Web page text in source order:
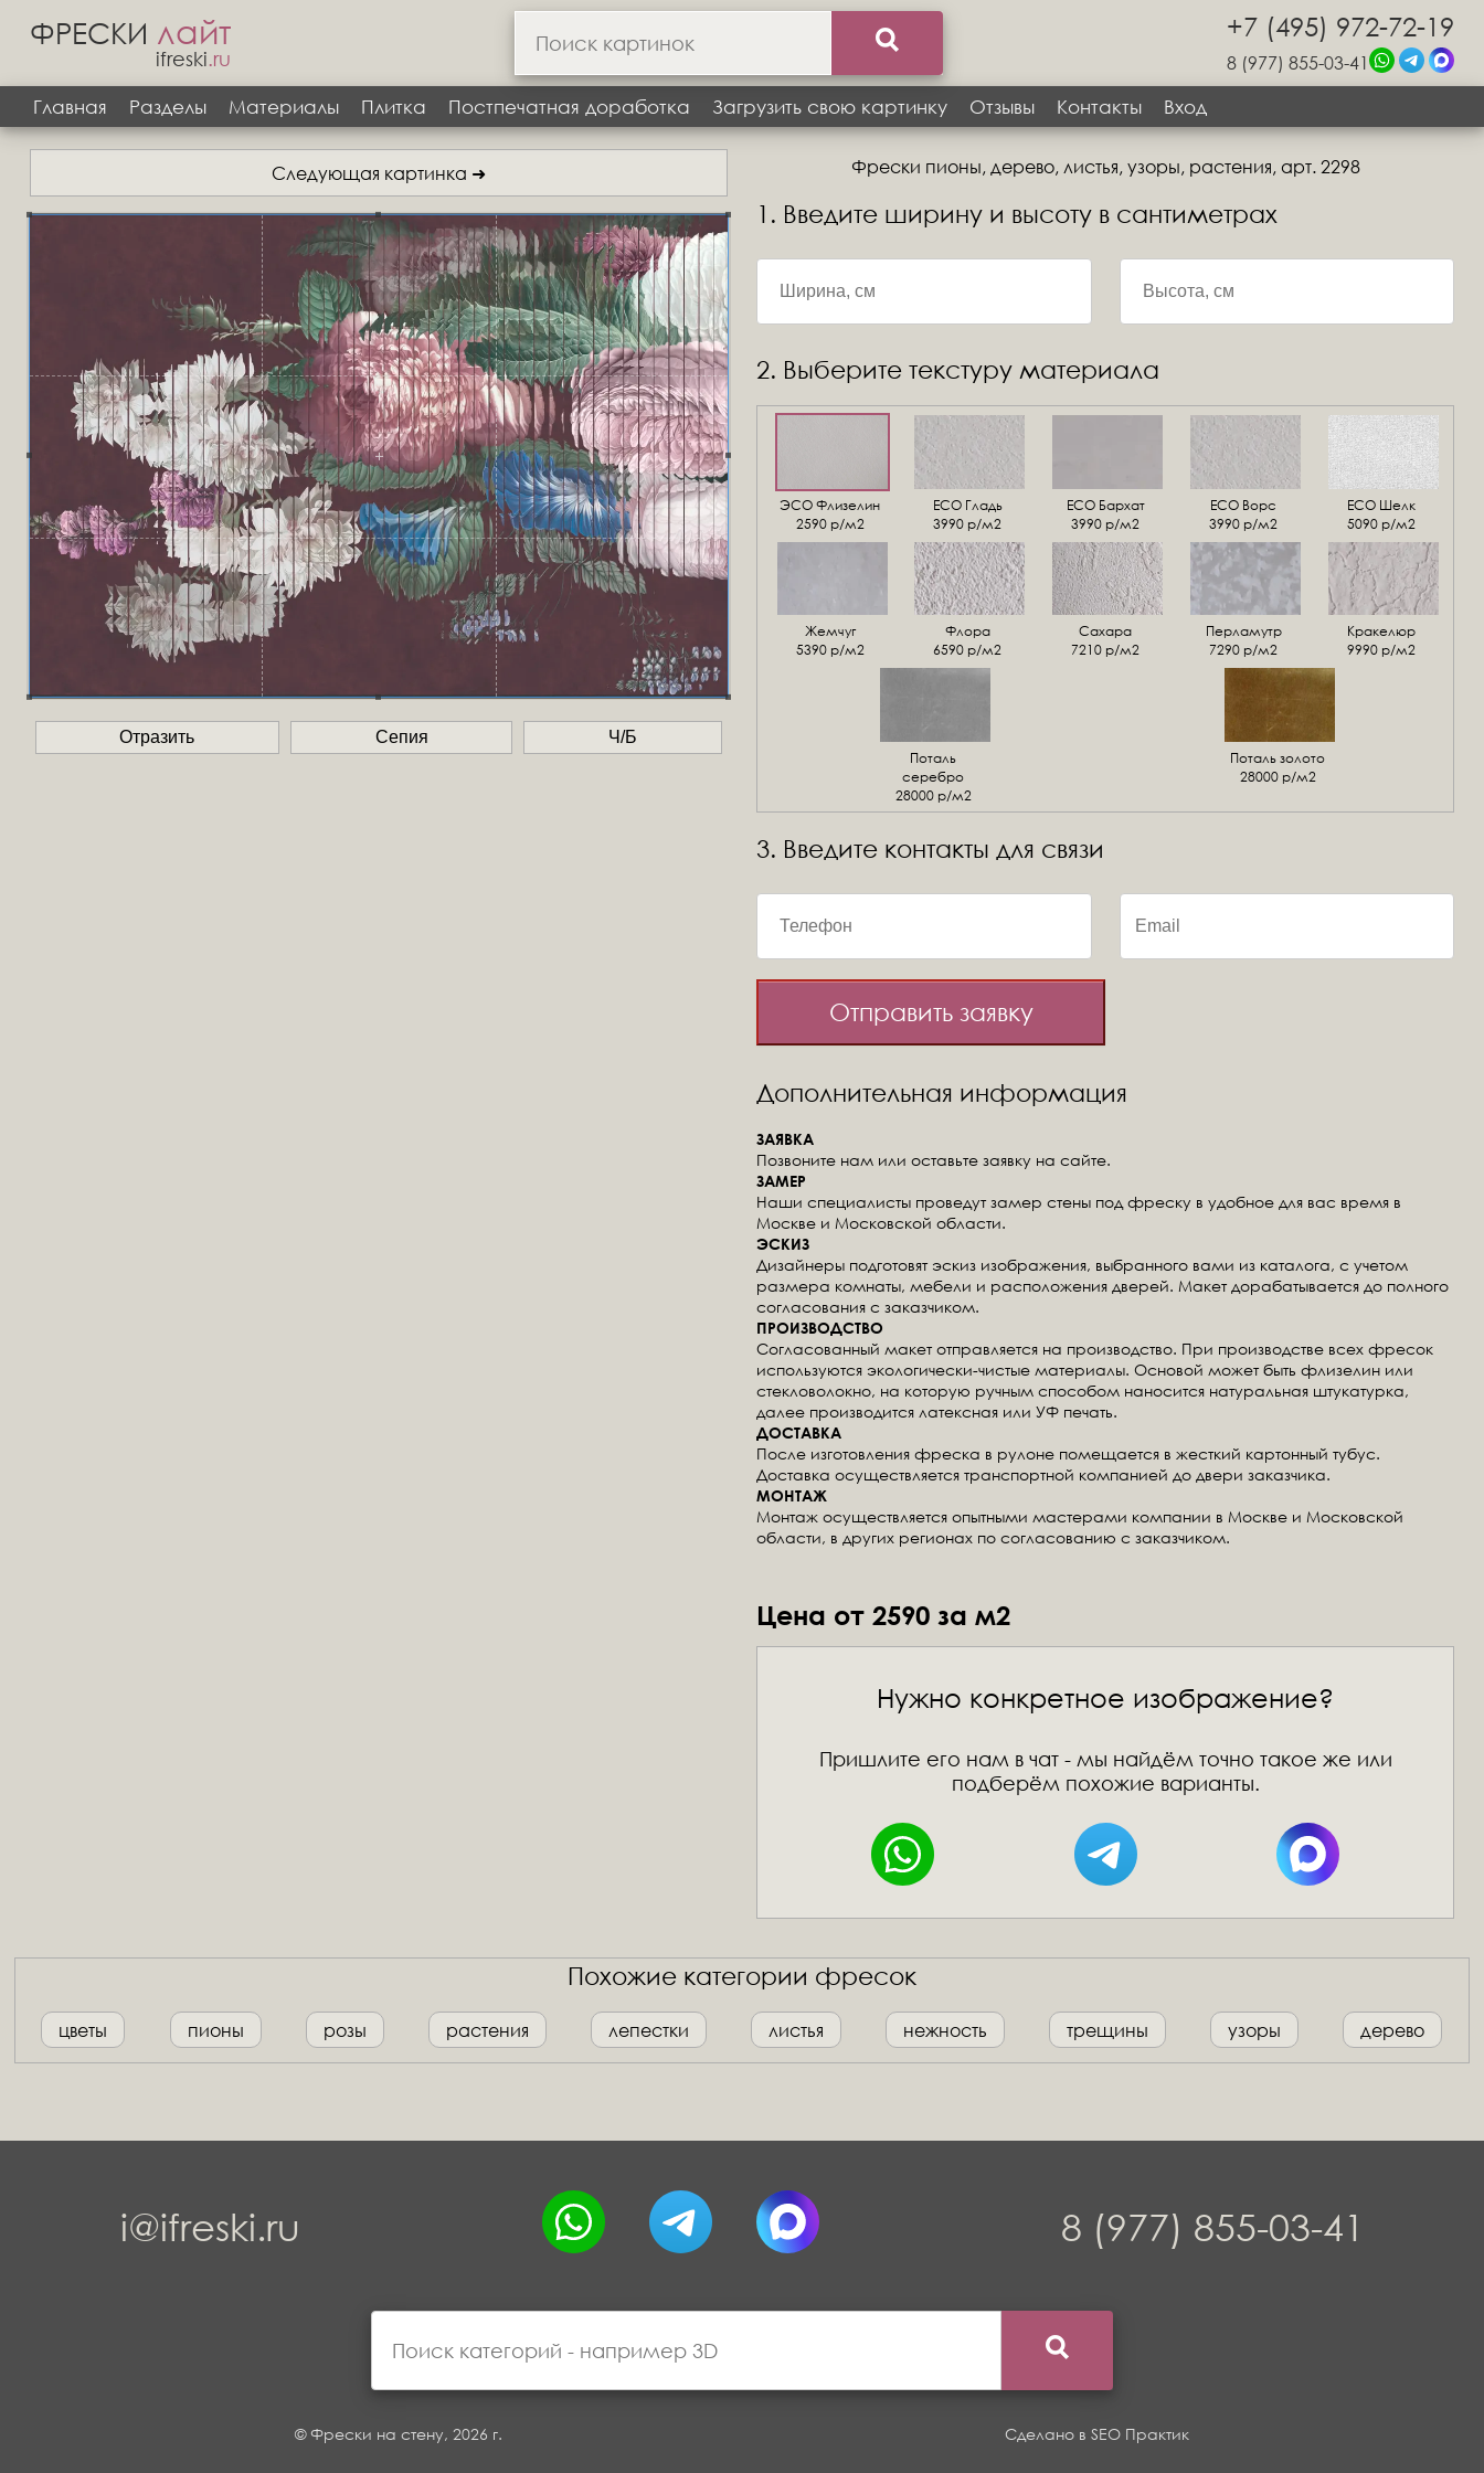
ФРЕСКИ лайт
ifreski.ru
+7 (495) 972-72-19
8 (977) 855-03-41
Главная
Разделы Материалы Плитка Постпечатная доработка Загрузить свою картинку Отзывы Контакты Вход
Следующая картинка ➜
Отразить Сепия Ч/Б
Фрески пионы, дерево, листья, узоры, растения, арт. 2298
1. Введите ширину и высоту в сантиметрах
2. Выберите текстуру материала
ЭСО Флизелин
2590 р/м2
ЕСО Гладь
3990 р/м2
ECO Бархат
3990 р/м2
ЕСО Ворс
3990 р/м2
ЕСО Шелк
5090 р/м2
Жемчуг
5390 р/м2
Флора
6590 р/м2
Сахара
7210 р/м2
Перламутр
7290 р/м2
Кракелюр
9990 р/м2
Поталь
серебро
28000 р/м2
Поталь золото
28000 р/м2
3. Введите контакты для связи
Отправить заявку
Дополнительная информация
ЗАЯВКА
Позвоните нам или оставьте заявку на сайте.
ЗАМЕР
Наши специалисты проведут замер стены под фреску в удобное для вас время в
Москве и Московской области.
ЭСКИЗ
Дизайнеры подготовят эскиз изображения, выбранного вами из каталога, с учетом
размера комнаты, мебели и расположения дверей. Макет дорабатывается до полного
согласования с заказчиком.
ПРОИЗВОДСТВО
Согласованный макет отправляется на производство. При производстве всех фресок
используются экологически-чистые материалы. Основой может быть флизелин или
стекловолокно, на которую ручным способом наносится натуральная штукатурка,
далее производится латексная или УФ печать.
ДОСТАВКА
После изготовления фреска в рулоне помещается в жесткий картонный тубус.
Доставка осуществляется транспортной компанией до двери заказчика.
МОНТАЖ
Монтаж осуществляется опытными мастерами компании в Москве и Московской
области, в других регионах по согласованию с заказчиком.
Цена от 2590 за м2
Нужно конкретное изображение?
Пришлите его нам в чат - мы найдём точно такое же или
подберём похожие варианты.
Похожие категории фресок
цветы пионы розы растения лепестки листья нежность трещины узоры дерево
i@ifreski.ru 8 (977) 855-03-41
© Фрески на стену, 2026 г. Сделано в SEO Практик